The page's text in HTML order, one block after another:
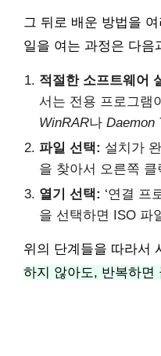
그 뒤로 배운 방법을
일을 여는 과정은 다음
적절한 소프트웨어
서는 전용 프로그램
WinRAR나 Daemon
파일 선택: 설치가
을 찾아서 오른쪽 클
열기 선택: ‘연결 프
을 선택하면 ISO 파
위의 단계들을 따라서
하지 않아도, 반복하면